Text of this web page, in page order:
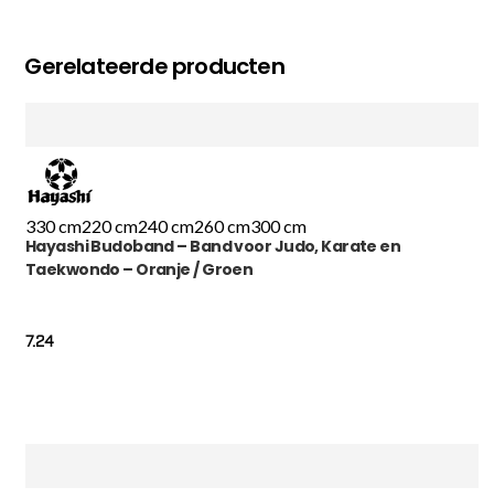
Gerelateerde producten
330 cm220 cm240 cm260 cm300 cm
Hayashi Budoband – Band voor Judo, Karate en
Taekwondo – Oranje / Groen
7.24